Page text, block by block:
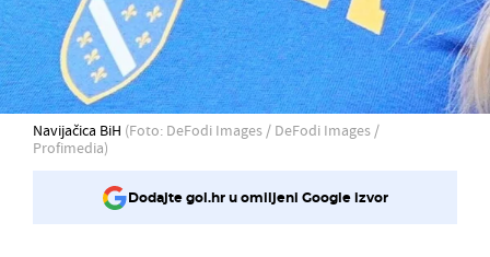
Navijačica BiH (Foto: DeFodi Images / DeFodi Images /
Profimedia)
Dodajte gol.hr u omiljeni Google izvor